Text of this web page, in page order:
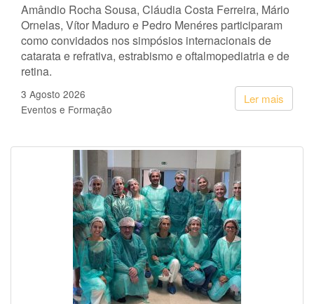
Amândio Rocha Sousa, Cláudia Costa Ferreira, Mário
Ornelas, Vítor Maduro e Pedro Menéres participaram
como convidados nos simpósios internacionais de
catarata e refrativa, estrabismo e oftalmopediatria e de
retina.
Ler mais
3 Agosto 2026
Eventos e Formação